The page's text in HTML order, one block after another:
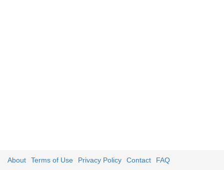
About Terms of Use Privacy Policy Contact FAQ